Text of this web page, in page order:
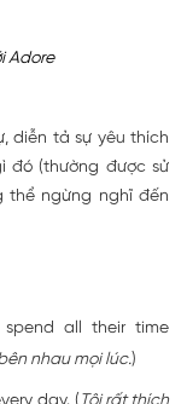
Adore
diễn tả sự yêu thích
đó (thường được sử
thể ngừng nghĩ đến
spend all their time
nhau mọi lúc.)